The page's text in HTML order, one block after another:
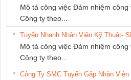
Mô tả công việc Đảm nhiệm
Công ty theo...
Tuyển Nhanh Nhân Viên Kỹ Thuật-
Mô tả công việc Đảm nhiệm
Công ty theo...
Công Ty SMC Tuyển Gấp Nhân